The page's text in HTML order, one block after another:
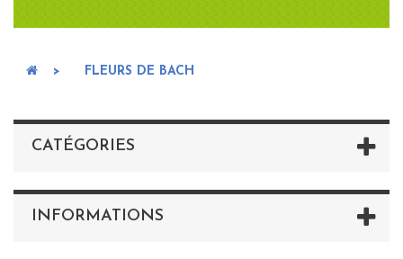
> FLEURS DE BACH
CATÉGORIES
INFORMATIONS